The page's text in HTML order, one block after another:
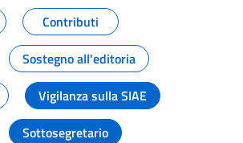
della pagina
Contributi
Sostegno all'editoria
Vigilanza sulla SIAE
Sottosegretario